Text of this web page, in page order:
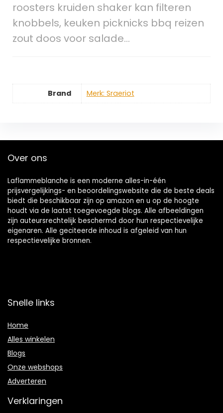
roosters kruiden shaker kan filteren
knobbels, keuken picknicks bbq reizen
zout doos voor salade…
Brand Merk: Sraeriot
Over ons
Laflammeblanche is een moderne alles-in-één
prijsvergelijkings- en beoordelingswebsite die de beste deals
biedt die beschikbaar zijn op amazon en u op de hoogte
houdt via de laatst toegevoegde blogs. Alle afbeeldingen
zijn auteursrechtelijk beschermd door hun respectievelijke
eigenaren. Alle geciteerde inhoud is afgeleid van hun
respectievelijke bronnen.
Snelle links
Home
Alles winkelen
Blogs
Onze webshops
Adverteren
Verklaringen